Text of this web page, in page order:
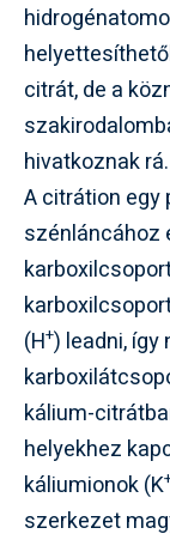
citrát, de a
hivatkoznak rá.
A citrátion egy
szénláncához
(H+) leadni,
kálium-
helyekhez
káliumionok (K
szerkezet